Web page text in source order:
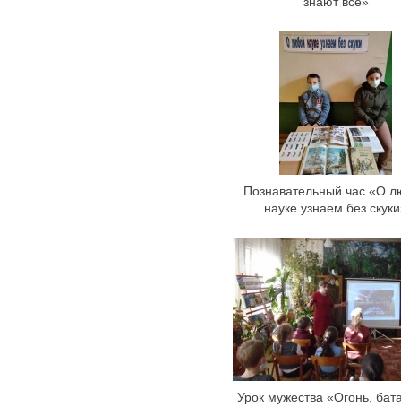
Познавательный час «О
науке узнаем без
Урок мужества «Огонь,